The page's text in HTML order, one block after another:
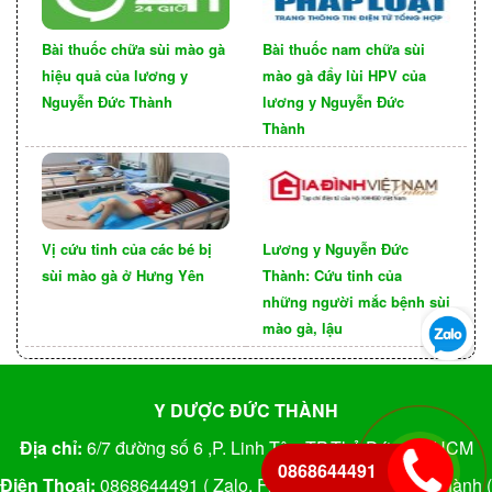
đoạn nhẹ
Nếu ở giai đoạn ban đầu và không quá nặng,
đi bằng việc sử dụng thuốc được kê đơn từ bác sĩ.
Việc này đòi hỏi bạn phải tuân thủ đúng liều
Bài thuốc chữa sùi mào gà
hiệu quả của lương y
Nguyễn Đức Thành
Bài thuốc nam chữa sùi
mào gà đẩy lùi HPV của
lương y Nguyễn Đức
Thành
Vị cứu tinh của các bé bị
sùi mào gà ở Hưng Yên
Lương y Nguyễn Đức
Thành: Cứu tinh của
những người mắc bệnh sùi
mào gà, lậu
Y DƯỢC ĐỨC THÀNH
Địa chỉ: 6/7 đường số 6 ,P. Linh Tây, TP.Thủ Đức, TP.HCM
Điện Thoại: 0868644491 ( Zalo, Fb) ; FB: Nguyễn Đức Thành (
0868644491